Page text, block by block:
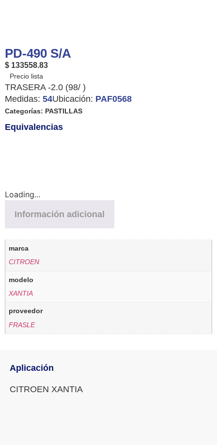
PD-490 S/A
$ 133558.83
TRASERA -2.0 (98/ )
Medidas: 54Ubicación: PAF0568
Categorías: PASTILLAS
Equivalencias
Loading...
Información adicional
marca
CITROEN
modelo
XANTIA
proveedor
FRASLE
Aplicación
CITROEN XANTIA